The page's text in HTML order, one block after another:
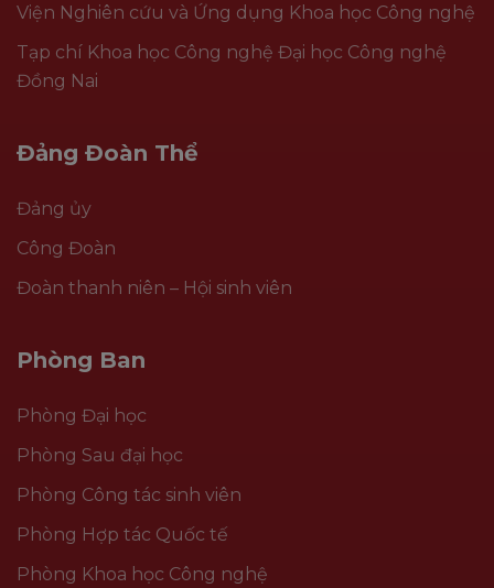
Viện Nghiên cứu và Ứng dụng Khoa học Công nghệ
Tạp chí Khoa học Công nghệ Đại học Công nghệ
Đồng Nai
Đảng Đoàn Thể
Đảng ủy
Công Đoàn
Đoàn thanh niên – Hội sinh viên
Phòng Ban
Phòng Đại học
Phòng Sau đại học
Phòng Công tác sinh viên
Phòng Hợp tác Quốc tế
Phòng Khoa học Công nghệ